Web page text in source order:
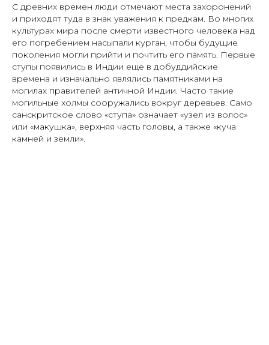
С древних времен люди отмечают места захоронений
и приходят туда в знак уважения к предкам. Во многих
культурах мира после смерти известного человека над
его погребением насыпали курган, чтобы будущие
поколения могли прийти и почтить его память. Первые
ступы появились в Индии еще в добуддийские
времена и изначально являлись памятниками на
могилах правителей античной Индии. Часто такие
могильные холмы сооружались вокруг деревьев. Само
санскритское слово «ступа» означает «узел из волос»
или «макушка», верхняя часть головы, а также «куча
камней и земли».